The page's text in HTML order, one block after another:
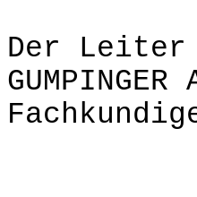
Der Leiter